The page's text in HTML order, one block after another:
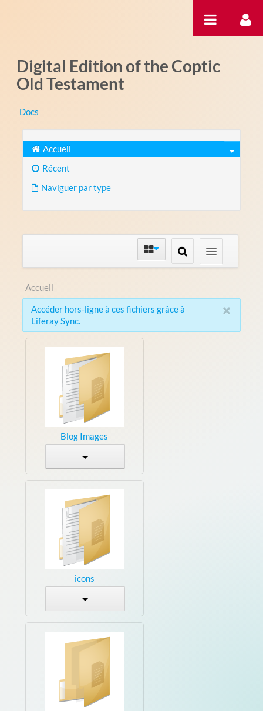
Digital Edition of the Coptic
Old Testament
Docs
Accueil
Récent
Naviguer par type
Accueil
×
Accéder hors-ligne à ces fichiers grâce à
Liferay Sync.
Blog Images
icons